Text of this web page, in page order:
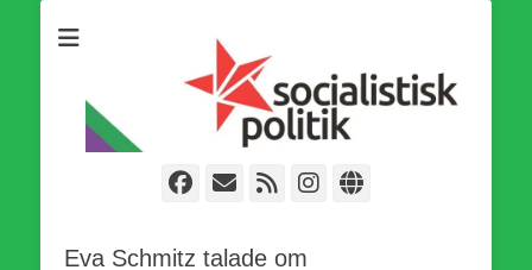
världsomfattande socialistiska Fjärde Internationalen och en viktig
tillgång i kampen för en socialistisk framtid!
Facebook
E-
Webbflöde
Instagram
Webbplats
Eva Schmitz talade om